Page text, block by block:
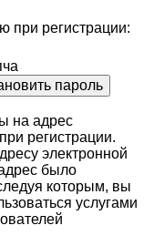
при регистрации:
на адрес
регистрации.
электронной
было
которым, вы
услугами